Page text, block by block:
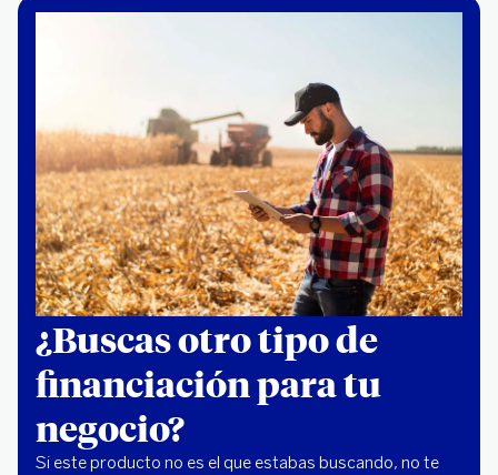
¿Buscas otro tipo de
financiación para tu
negocio?
Si este producto no es el que estabas buscando, no te